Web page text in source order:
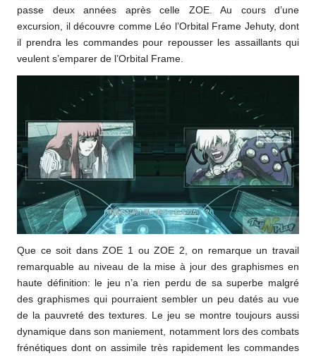
passe deux années après celle ZOE. Au cours d’une
excursion, il découvre comme Léo l’Orbital Frame Jehuty, dont
il prendra les commandes pour repousser les assaillants qui
veulent s’emparer de l’Orbital Frame.
Que ce soit dans ZOE 1 ou ZOE 2, on remarque un travail
remarquable au niveau de la mise à jour des graphismes en
haute définition: le jeu n’a rien perdu de sa superbe malgré
des graphismes qui pourraient sembler un peu datés au vue
de la pauvreté des textures. Le jeu se montre toujours aussi
dynamique dans son maniement, notamment lors des combats
frénétiques dont on assimile très rapidement les commandes